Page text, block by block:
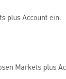
plus Account ein.
Markets plus